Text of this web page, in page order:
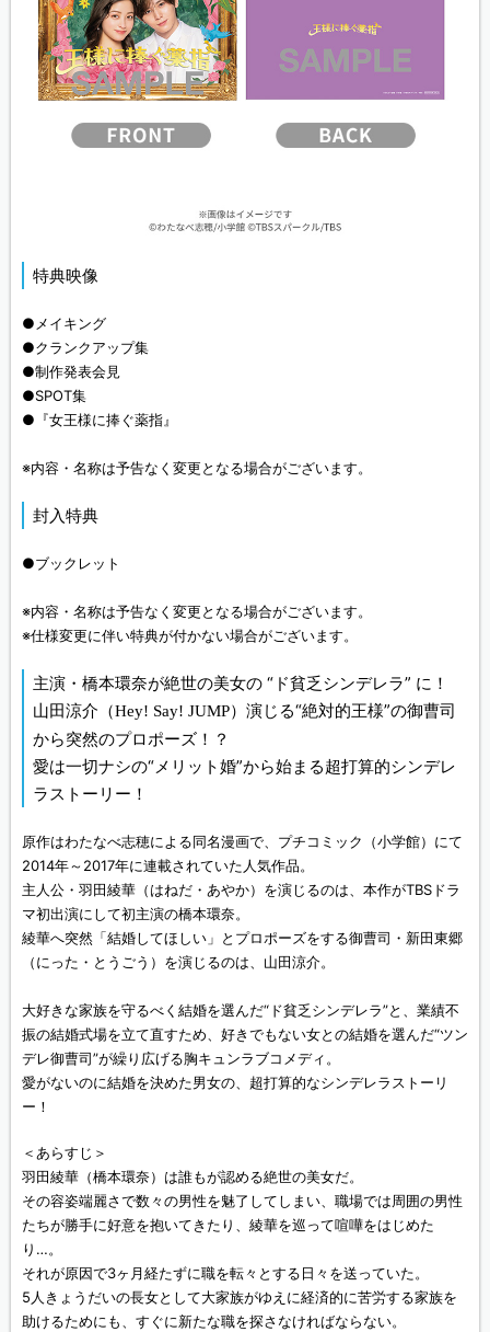
特典映像
●メイキング
●クランクアップ集
●制作発表会見
●SPOT集
●『女王様に捧ぐ薬指』
※内容・名称は予告なく変更となる場合がございます。
封入特典
●ブックレット
※内容・名称は予告なく変更となる場合がございます。
※仕様変更に伴い特典が付かない場合がございます。
主演・橋本環奈が絶世の美女の “ド貧乏シンデレラ” に！
山田涼介（Hey! Say! JUMP）演じる“絶対的王様”の御曹司
から突然のプロポーズ！？
愛は一切ナシの“メリット婚”から始まる超打算的シンデレ
ラストーリー！
原作はわたなべ志穂による同名漫画で、プチコミック（小学館）にて
2014年～2017年に連載されていた人気作品。
主人公・羽田綾華（はねだ・あやか）を演じるのは、本作がTBSドラ
マ初出演にして初主演の橋本環奈。
綾華へ突然「結婚してほしい」とプロポーズをする御曹司・新田東郷
（にった・とうごう）を演じるのは、山田涼介。
大好きな家族を守るべく結婚を選んだ“ド貧乏シンデレラ”と、業績不
振の結婚式場を立て直すため、好きでもない女との結婚を選んだ“ツン
デレ御曹司”が繰り広げる胸キュンラブコメディ。
愛がないのに結婚を決めた男女の、超打算的なシンデレラストーリ
ー！
＜あらすじ＞
羽田綾華（橋本環奈）は誰もが認める絶世の美女だ。
その容姿端麗さで数々の男性を魅了してしまい、職場では周囲の男性
たちが勝手に好意を抱いてきたり、綾華を巡って喧嘩をはじめた
り…。
それが原因で3ヶ月経たずに職を転々とする日々を送っていた。
5人きょうだいの長女として大家族がゆえに経済的に苦労する家族を
助けるためにも、すぐに新たな職を探さなければならない。